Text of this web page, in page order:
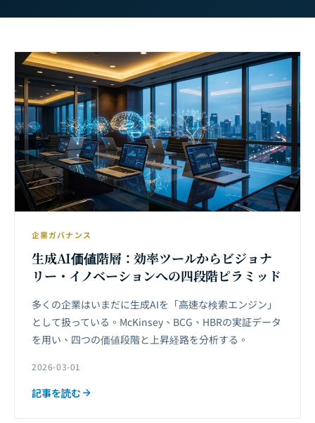
企業ガバナンス
生成AI価値階層：効率ツールからビジョナ
リー・イノベーションへの四段階ピラミッド
多くの企業はいまだに生成AIを「高速な検索エンジン」
として扱っている。McKinsey、BCG、HBRの実証データ
を用い、四つの価値段階と上昇経路を分析する。
2026-03-01
記事を読む